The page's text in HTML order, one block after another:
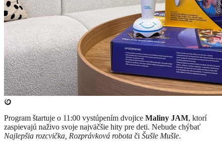
​Program štartuje o 11:00 vystúpením dvojice Maliny JAM, ktorí
zaspievajú naživo svoje najväčšie hity pre deti. Nebude chýbať
Najlepšia rozcvička, Rozprávková robota či Šušle Mušle.